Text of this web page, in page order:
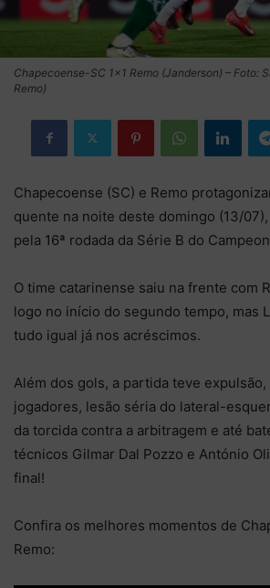
Chapecoense-SC 1×1 Remo (Janderson) – Foto:
Remo)
Chapecoense (SC) e Remo
quente na noite deste domingo (13/
pela 16ª rodada da Série B do
O time catarinense saiu na frente com
logo no início do segundo tempo, mas
tudo igual já nos acréscimos.
Além dos gols, a partida teve
jogadores, lesão séria do lateral-
da torcida contra a arbitragem e até
técnicos Gilmar Dal Pozzo e António
final!
Confira os melhores momentos de
Remo: